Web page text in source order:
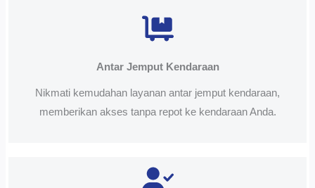
Antar Jemput Kendaraan
Nikmati kemudahan layanan antar jemput kendaraan,
memberikan akses tanpa repot ke kendaraan Anda.